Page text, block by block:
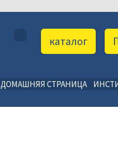
каталог
ДОМАШНЯЯ СТРАНИЦА